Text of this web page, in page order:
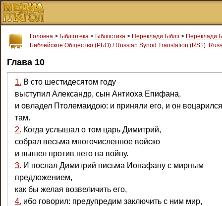
Головна > Бібліотека > Бібліїстика > Переклади Біблії> Переклади
Библейское Общество (РБО) / Russian Synod Translation (RST).
Глава 10
1. В сто шестидесятом году
выступил Александр, сын Антиоха Епифана,
и овладел Птолемаидою: и приняли его, и он воцарился
там.
2. Когда услышал о том царь Димитрий,
собрал весьма многочисленное войско
и вышел против него на войну.
3. И послал Димитрий письма Ионафану с мирным
предложением,
как бы желая возвеличить его,
4. ибо говорил: предупредим заключить с ним мир,